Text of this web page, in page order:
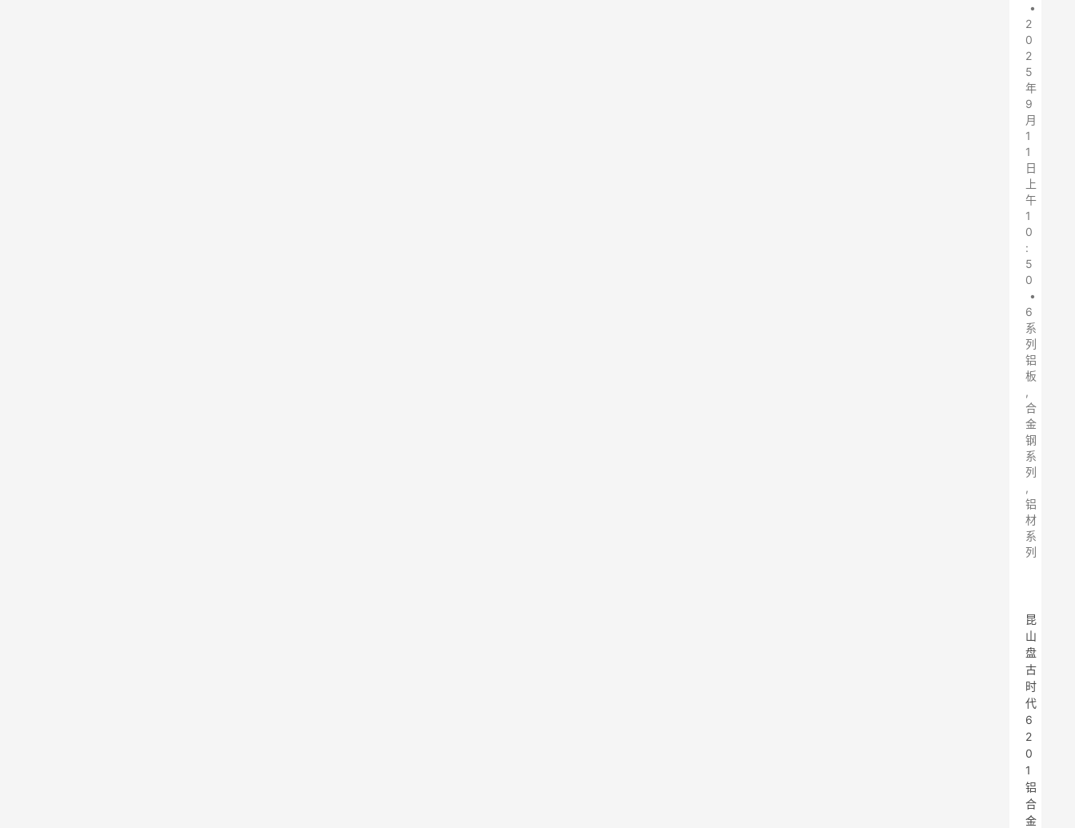
•
2
0
2
5
年
9
月
1
1
日
上
午
1
0
:
5
0
•
6
系
列
铝
板
,
合
金
钢
系
列
,
铝
材
系
列
昆
山
盘
古
时
代
6
2
0
1
铝
合
金